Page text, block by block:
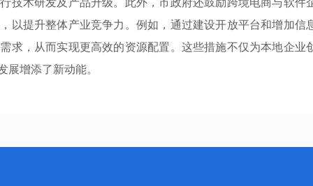
以提升整体产业竞争力。例如，通过建设开放平台和增加信
求，从而实现更高效的资源配置。这些措施不仅为本地企业
增添了新动能。